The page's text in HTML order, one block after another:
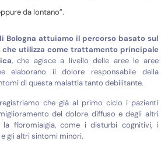
da lontano”.
Bologna attuiamo il percorso basato sul
utilizza come trattamento principale
, che agisce a livello delle aree le aree
elaborano il dolore responsabile della
di questa malattia tanto debilitante.
che già al primo ciclo i pazienti
del dolore diffuso e degli altri
la fibromialgia, come i disturbi cognitivi, i
gli altri sintomi minori.